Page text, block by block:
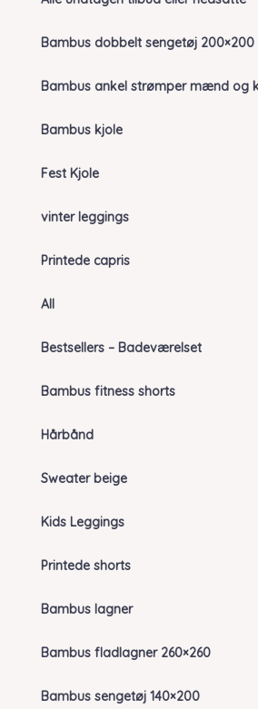
Bambus dobbelt sengetøj 200×200
Bambus ankel strømper mænd og
Bambus kjole
Fest Kjole
vinter leggings
Printede capris
All
Bestsellers – Badeværelset
Bambus fitness shorts
Hårbånd
Sweater beige
Kids Leggings
Printede shorts
Bambus lagner
Bambus fladlagner 260×260
Bambus sengetøj 140×200